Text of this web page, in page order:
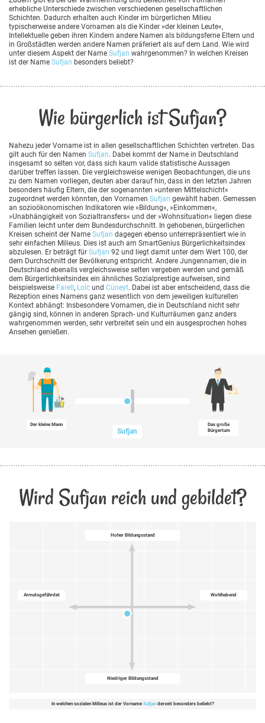
erhebliche Unterschiede zwischen verschiedenen gesellschaftlichen
Schichten. Dadurch erhalten auch Kinder im bürgerlichen Milieu
typischerweise andere Vornamen als die Kinder »der kleinen Leute«,
Intellektuelle geben ihren Kindern andere Namen als bildungsferne Eltern und
in Großstädten werden andere Namen präferiert als auf dem Land. Wie wird
unter diesem Aspekt der Name Sufjan wahrgenommen? In welchen Kreisen
ist der Name Sufjan besonders beliebt?
Wie bürgerlich ist Sufjan?
Nahezu jeder Vorname ist in allen gesellschaftlichen Schichten vertreten. Das
gilt auch für den Namen Sufjan. Dabei kommt der Name in Deutschland
insgesamt so selten vor, dass sich kaum valide statistische Aussagen
darüber treffen lassen. Die vergleichsweise wenigen Beobachtungen, die uns
zu dem Namen vorliegen, deuten aber darauf hin, dass in den letzten Jahren
besonders häufig Eltern, die der sogenannten »unteren Mittelschicht«
zugeordnet werden könnten, den Vornamen Sufjan gewählt haben. Gemessen
an sozioökonomischen Indikatoren wie »Bildung«, »Einkommen«,
»Unabhängigkeit von Sozialtransfers« und der »Wohnsituation« liegen diese
Familien leicht unter dem Bundesdurchschnitt. In gehobenen, bürgerlichen
Kreisen scheint der Name Sufjan dagegen ebenso unterrepräsentiert wie in
sehr einfachen Milieus. Dies ist auch am SmartGenius Bürgerlichkeitsindex
abzulesen. Er beträgt für Sufjan 92 und liegt damit unter dem Wert 100, der
dem Durchschnitt der Bevölkerung entspricht. Andere Jungennamen, die in
Deutschland ebenalls vergleichsweise selten vergeben werden und gemäß
dem Bürgerlichkeitsindex ein ähnliches Sozialprestige aufweisen, sind
beispielsweise Farell , Loic und Cüneyt. Dabei ist aber entscheidend, dass die
Rezeption eines Namens ganz wesentlich von dem jeweiligen kulturellen
Kontext abhängt: Insbesondere Vornamen, die in Deutschland nicht sehr
gängig sind, können in anderen Sprach- und Kulturräumen ganz anders
wahrgenommen werden, sehr verbreitet sein und ein ausgesprochen hohes
Ansehen genießen.
Der kleine Mann
Sufjan
Das große
Bürgertum
Wird Sufjan reich und gebildet?
Hoher Bildungsstand
Wohlhabend
Niedriger Bildungsstand
Armutsgefährdet
In welchen sozialen Milieus ist der Vorname Sufjanderzeit besonders beliebt?